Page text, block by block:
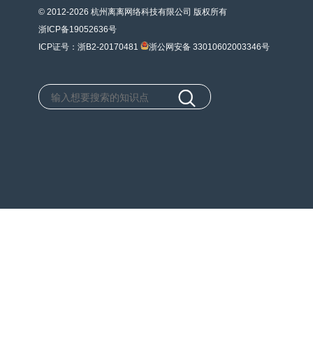
© 2012-2026 杭州离离网络科技有限公司 版权所有
浙ICP备19052636号
ICP证号：浙B2-20170481
浙公网安备 33010602003346号